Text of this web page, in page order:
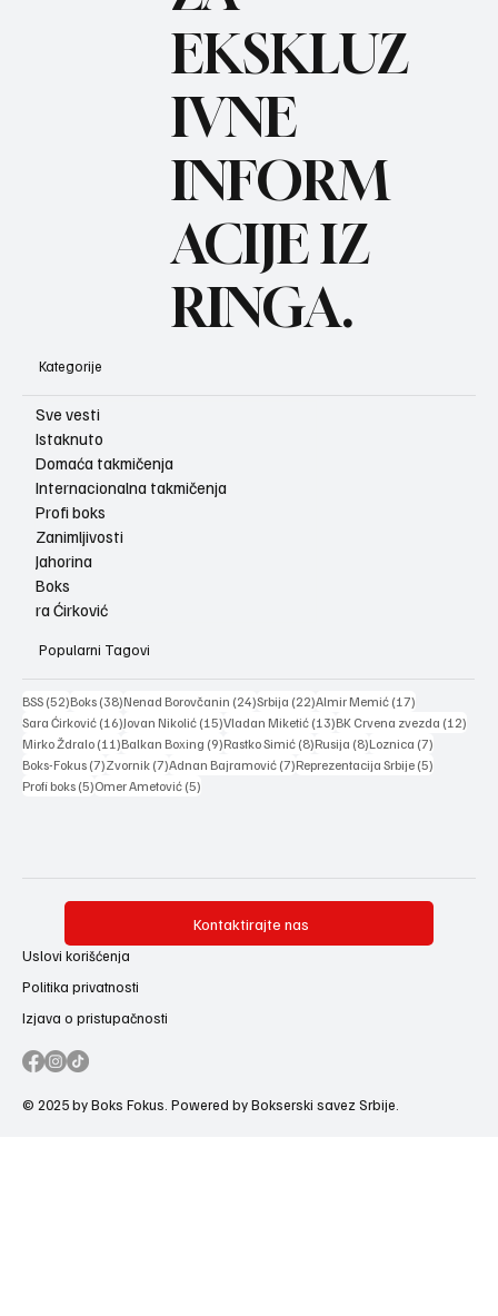
REC
EKSKLUZ
IVNE
INFORM
ACIJE IZ
RINGA.
Kategorije
Sve vesti
Istaknuto
Domaća takmičenja
Internacionalna takmičenja
Profi boks
Zanimljivosti
Jahorina
Boks
ra Ćirković
Popularni Tagovi
BSS (52)52 posts
Boks (38)38 posts
Nenad Borovčanin (24)24 posts
Srbija (22)22 posts
Almir Memić (17)
Sara Ćirković (16)16 posts
Jovan Nikolić (15)15 posts
Vladan Miketić (13)13 posts
BK Crvena zvezda (12)
Mirko Ždralo (11)11 posts
Balkan Boxing (9)9 posts
Rastko Simić (8)8 posts
Rusija (8)8 posts
Loznica (7)
Boks-Fokus (7)7 posts
Zvornik (7)7 posts
Adnan Bajramović (7)7 posts
Reprezentacija Srbije (5)
Profi boks (5)5 posts
Omer Ametović (5)
Kontaktirajte nas
Uslovi korišćenja
Politika privatnosti
Izjava o pristupačnosti
© 2025 by Boks Fokus. Powered by Bokserski savez Srbije.